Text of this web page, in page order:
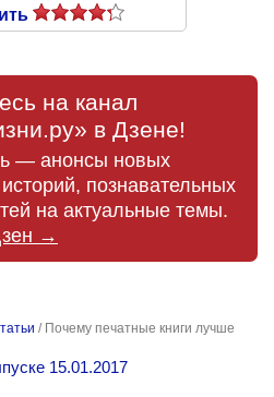
на канал
в Дзене!
— анонсы новых
познавательных
на актуальные темы.
→
/ Почему печатные книги лучше
15.01.2017